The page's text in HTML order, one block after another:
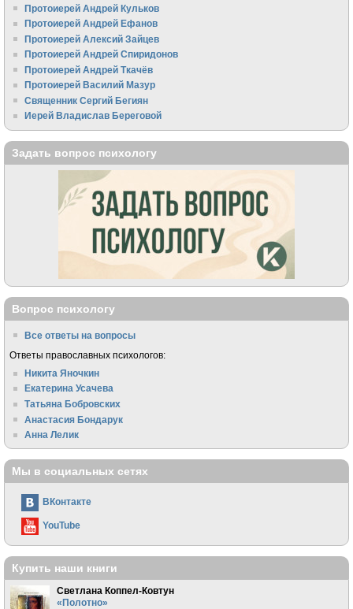
Протоиерей Андрей Кульков
Протоиерей Андрей Ефанов
Протоиерей Алексий Зайцев
Протоиерей Андрей Спиридонов
Протоиерей Андрей Ткачёв
Протоиерей Василий Мазур
Священник Сергий Бегиян
Иерей Владислав Береговой
Задать вопрос психологу
Вопрос психологу
Все ответы на вопросы
Ответы православных психологов:
Никита Яночкин
Екатерина Усачева
Татьяна Бобровских
Анастасия Бондарук
Анна Лелик
Мы в социальных сетях
ВКонтакте
YouTube
Купить наши книги
Светлана Коппел-Ковтун
«Полотно»